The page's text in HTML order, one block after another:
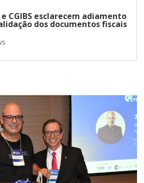
CGIBS esclarecem adiamento
dos documentos fiscais